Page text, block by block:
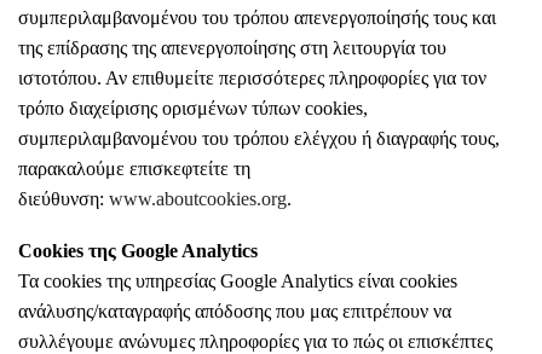
συμπεριλαμβανομένου του τρόπου απενεργοποίησής τους και
της επίδρασης της απενεργοποίησης στη λειτουργία του
ιστοτόπου. Αν επιθυμείτε περισσότερες πληροφορίες για τον
τρόπο διαχείρισης ορισμένων τύπων cookies,
συμπεριλαμβανομένου του τρόπου ελέγχου ή διαγραφής τους,
παρακαλούμε επισκεφτείτε τη
διεύθυνση: www.aboutcookies.org.
Cookies της Google Analytics
Τα cookies της υπηρεσίας Google Analytics είναι cookies
ανάλυσης/καταγραφής απόδοσης που μας επιτρέπουν να
συλλέγουμε ανώνυμες πληροφορίες για το πώς οι επισκέπτες